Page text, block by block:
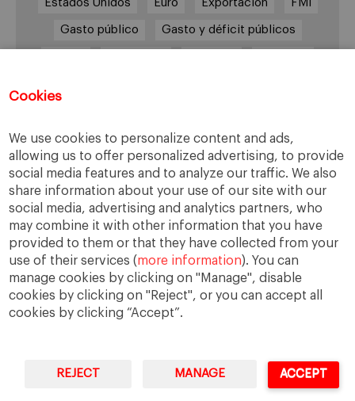
Cookies
We use cookies to personalize content and ads,
allowing us to offer personalized advertising, to provide
social media features and to analyze our traffic. We also
share information about your use of our site with our
social media, advertising and analytics partners, who
may combine it with other information that you have
provided to them or that they have collected from your
use of their services (more information). You can
manage cookies by clicking on "Manage", disable
cookies by clicking on "Reject", or you can accept all
cookies by clicking “Accept”.
REJECT MANAGE ACCEPT
Estados Unidos Euro Exportación FMI
Gasto público Gasto y déficit públicos
Transparencia UE Unión Europea
Tweets por @EMAbascal
University of Navarra